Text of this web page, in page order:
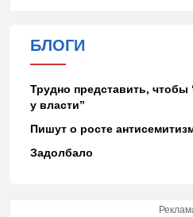
БЛОГИ
Трудно представить, чтобы
у власти”
Пишут о росте
Задолбало